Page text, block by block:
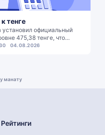
тенге
установил официальный
475,38 тенге, что…
04.08.2026
манату
Рейтинги